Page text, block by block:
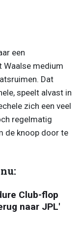
een
Waalse medium
Dat
speelt alvast in
zich een veel
regelmatig
de knoop door te
Club-flop
naar JPL'